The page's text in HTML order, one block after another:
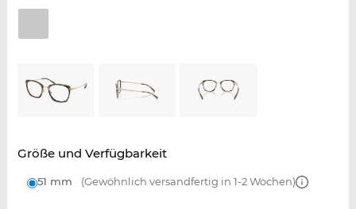
Größe und Verfügbarkeit
51 mm (Gewöhnlich versandfertig in 1-2 Wochen)